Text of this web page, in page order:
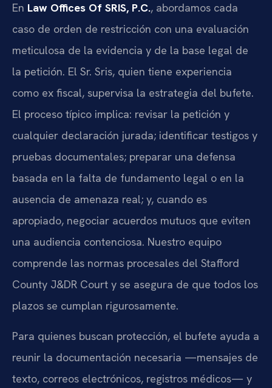
En Law Offices Of SRIS, P.C., abordamos cada
caso de orden de restricción con una evaluación
meticulosa de la evidencia y de la base legal de
la petición. El Sr. Sris, quien tiene experiencia
como ex fiscal, supervisa la estrategia del bufete.
El proceso típico implica: revisar la petición y
cualquier declaración jurada; identificar testigos y
pruebas documentales; preparar una defensa
basada en la falta de fundamento legal o en la
ausencia de amenaza real; y, cuando es
apropiado, negociar acuerdos mutuos que eviten
una audiencia contenciosa. Nuestro equipo
comprende las normas procesales del Stafford
County J&DR Court y se asegura de que todos los
plazos se cumplan rigurosamente.
Para quienes buscan protección, el bufete ayuda a
reunir la documentación necesaria —mensajes de
texto, correos electrónicos, registros médicos— y